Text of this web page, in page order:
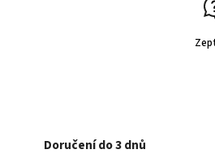
Doručení do 3 dnů